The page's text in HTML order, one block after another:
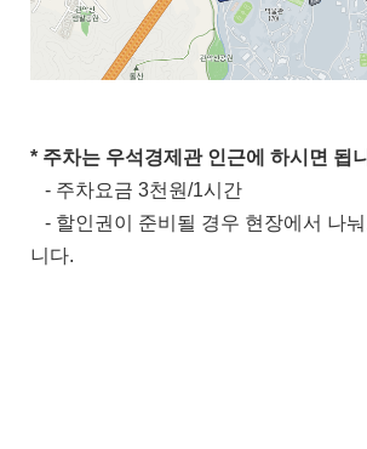
* 주차는 우석경제관 인근에 하시면 됩
- 주차요금 3천원/1시간
- 할인권이 준비될 경우 현장에서 나
니다.